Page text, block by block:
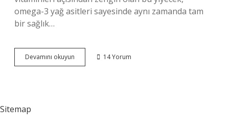
omega-3 yağ asitleri sayesinde aynı zamanda tam
bir sağlık…
Devamını okuyun Ahtapot
Helal
14 Yorum
Sitemap